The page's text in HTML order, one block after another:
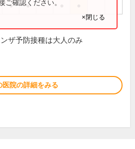
● ●
ご確認ください。
×閉じる
ザ予防接種は大人のみ
医院の詳細をみる